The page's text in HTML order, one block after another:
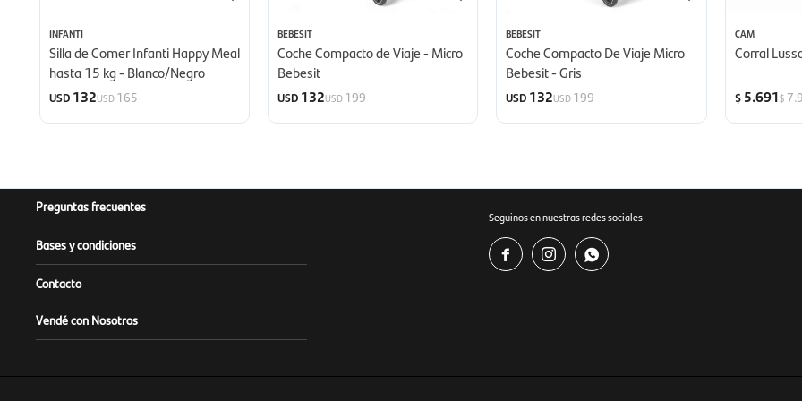
INFANTI
Silla de Comer Infanti Happy Meal
hasta 15 kg - Blanco/Negro
USD 132USD165
BEBESIT
Coche Compacto de Viaje - Micro
Bebesit
USD 132USD199
BEBESIT
Coche Compacto De Viaje Micro
Bebesit - Gris
USD 132USD199
CAM
Corral
$ 5.691$
Preguntas frecuentes
Bases y condiciones
Contacto
Vendé con Nosotros
Seguinos en nuestras redes sociales
  